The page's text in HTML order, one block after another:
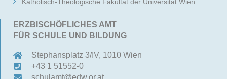
ERZBISCHÖFLICHES AMT
FÜR SCHULE UND BILDUNG
Stephansplatz 3/IV, 1010 Wien
+43 1 51552-0
schulamt@edw.or.at